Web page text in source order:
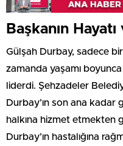
Başkanın
Gülşah Durbay, sadece
zamanda yaşamı
liderdi. Şehzadeler
Durbay’ın son ana kadar
halkına hizmet etmekten
Durbay’ın hastalığına